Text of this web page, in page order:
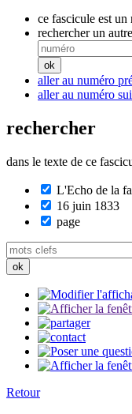
ce fascicule est
rechercher un
aller au numéro
aller au numéro
rechercher
dans le texte de ce
L'Echo de la
16 juin 1833
page
Retour